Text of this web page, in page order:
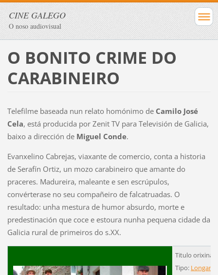
CINE GALEGO
O noso audiovisual
O BONITO CRIME DO
CARABINEIRO
Telefilme baseada nun relato homónimo de Camilo José
Cela, está producida por Zenit TV para Televisión de Galicia,
baixo a dirección de Miguel Conde.
Evanxelino Cabrejas, viaxante de comercio, conta a historia
de Serafín Ortiz, un mozo carabineiro que amante do
praceres. Madureira, maleante e sen escrúpulos,
convérterase no seu compañeiro de falcatruadas. O
resultado: unha mestura de humor absurdo, morte e
predestinación que coce e estoura nunha pequena cidade da
Galicia rural de primeiros do s.XX.
Titulo
Tipo: